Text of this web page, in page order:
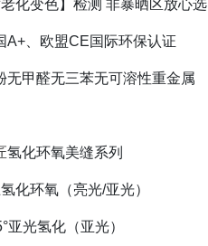
老化变色】检测 非暴晒区放心选
A+、欧盟CE国际环保认证
无甲醛无三苯无可溶性重金属
氢化环氧美缝系列
化环氧（亮光/亚光）
亚光氢化（亚光）